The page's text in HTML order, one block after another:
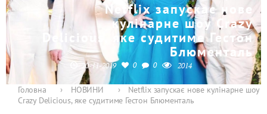
Netflix запускає нове
кулінарне шоу Crazy
Delicious, яке судитиме Гестон
Блюменталь
20-11-2019 0 0 2014
Головна › НОВИНИ ›
Netflix запускає нове кулінарне шоу
Crazy Delicious, яке судитиме Гестон Блюменталь